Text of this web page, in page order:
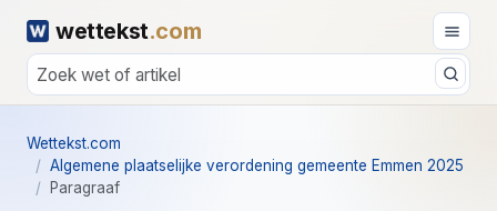
wettekst.com
Wettekst.com
Algemene plaatselijke verordening gemeente Emmen 2025
Paragraaf